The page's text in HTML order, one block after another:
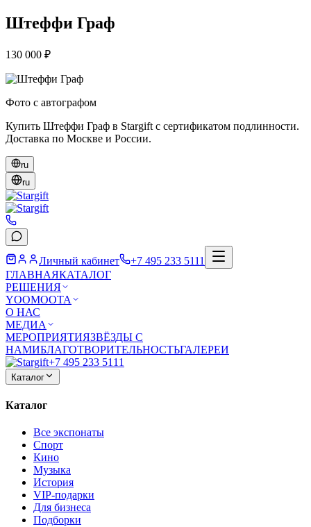
Штеффи Граф
130 000 ₽
Фото с автографом
Купить Штеффи Граф в Stargift с сертификатом подлинности.
Доставка по Москве и России.
ru
ru
Личный кабинет
+7 495 233 5111
ГЛАВНАЯКАТАЛОГ
РЕШЕНИЯ
YOOMOOTA
О НАС
МЕДИА
МЕРОПРИЯТИЯЗВЁЗДЫ С
НАМИБЛАГОТВОРИТЕЛЬНОСТЬГАЛЕРЕИ
+7 495 233 5111
Каталог
Каталог
Все экспонаты
Спорт
Кино
Музыка
История
VIP-подарки
Для бизнеса
Подборки